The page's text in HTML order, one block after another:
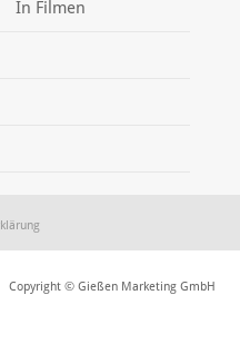
In Filmen
Copyright © Gießen Marketing GmbH